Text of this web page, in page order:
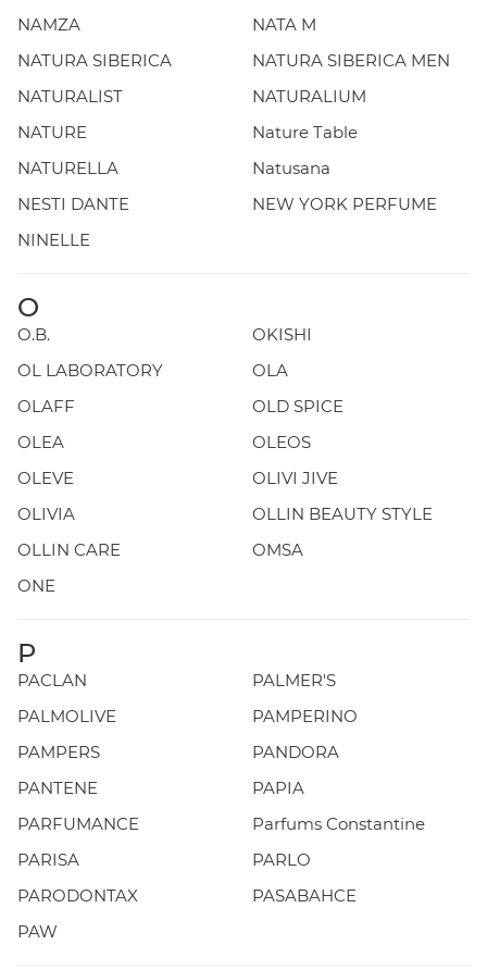
NAMZA
NATA M
NATURA SIBERICA
NATURA SIBERICA MEN
NATURALIST
NATURALIUM
NATURE
Nature Table
NATURELLA
Natusana
NESTI DANTE
NEW YORK PERFUME
NINELLE
O
O.B.
OKISHI
OL LABORATORY
OLA
OLAFF
OLD SPICE
OLEA
OLEOS
OLEVE
OLIVI JIVE
OLIVIA
OLLIN BEAUTY STYLE
OLLIN CARE
OMSA
ONE
P
PACLAN
PALMER'S
PALMOLIVE
PAMPERINO
PAMPERS
PANDORA
PANTENE
PAPIA
PARFUMANCE
Parfums Constantine
PARISA
PARLO
PARODONTAX
PASABAHCE
PAW